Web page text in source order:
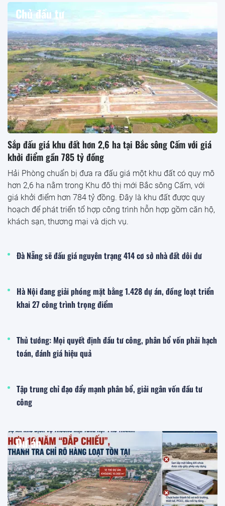
Chủ đầu tư
Sắp đấu giá khu đất hơn 2,6 ha tại Bắc sông Cấm với giá
khởi điểm gần 785 tỷ đồng
Hải Phòng chuẩn bị đưa ra đấu giá một khu đất có quy mô
hơn 2,6 ha nằm trong Khu đô thị mới Bắc sông Cấm, với
giá khởi điểm hơn 784 tỷ đồng. Đây là khu đất được quy
hoạch để phát triển tổ hợp công trình hỗn hợp gồm căn hộ,
khách sạn, thương mại và dịch vụ.
Đà Nẵng sẽ đấu giá nguyên trạng 414 cơ sở nhà đất dôi dư
Hà Nội đang giải phóng mặt bằng 1.428 dự án, đồng loạt triển
khai 27 công trình trọng điểm
Thủ tướng: Mọi quyết định đầu tư công, phân bổ vốn phải hạch
toán, đánh giá hiệu quả
Tập trung chỉ đạo đẩy mạnh phân bổ, giải ngân vốn đầu tư
công
Dự án